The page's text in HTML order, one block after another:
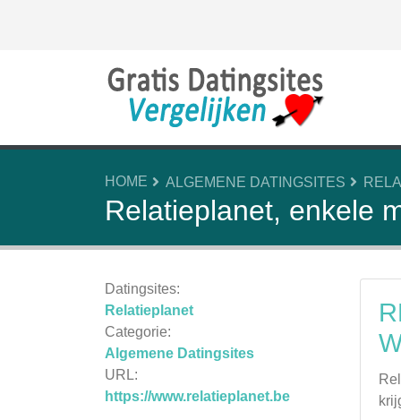
HOME ALGEMENE DATINGSITES
Relatieplanet, enkele
Datingsites:
Relatieplanet
Categorie:
Algemene Datingsites
URL:
https://www.relatieplanet.be